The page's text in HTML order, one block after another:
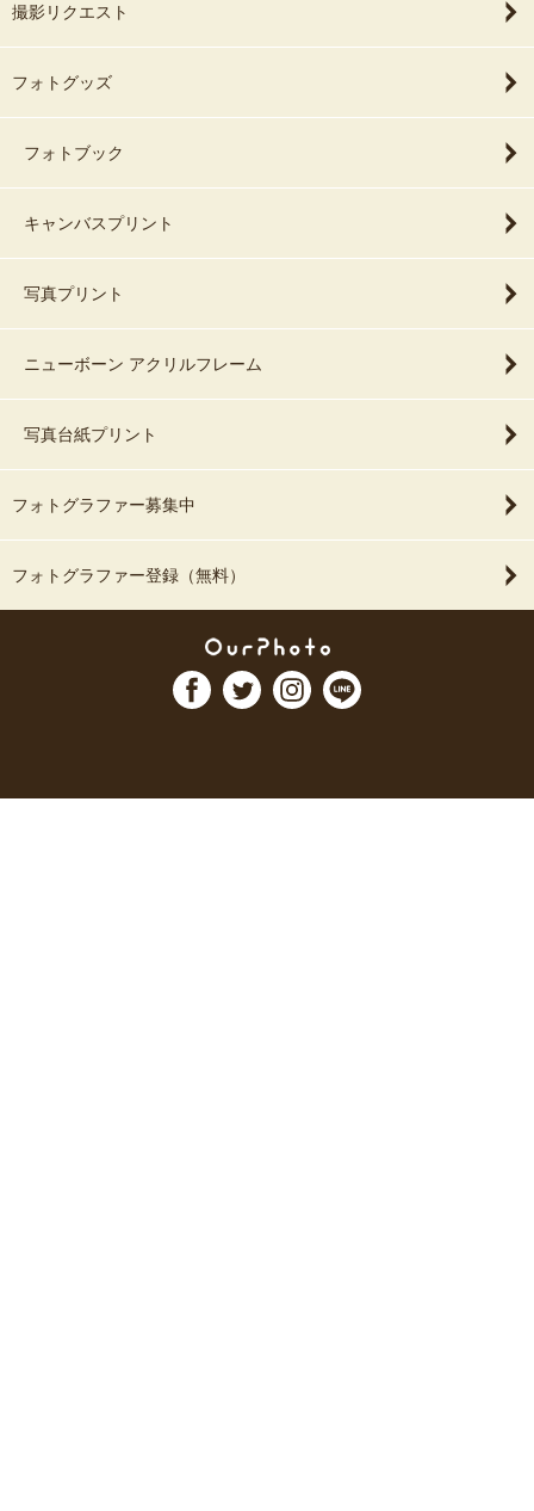
撮影リクエスト
フォトグッズ
フォトブック
キャンバスプリント
写真プリント
ニューボーン アクリルフレーム
写真台紙プリント
フォトグラファー募集中
フォトグラファー登録（無料）